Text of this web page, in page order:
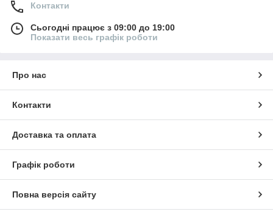
Контакти
Сьогодні працює з 09:00 до 19:00
Показати весь графік роботи
Про нас
Контакти
Доставка та оплата
Графік роботи
Повна версія сайту